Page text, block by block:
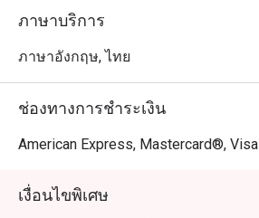
ภาษาบริการ
ภาษาอังกฤษ, ไทย
ช่องทางการชำระเงิน
American Express, Mastercard®, Visa
เงื่อนไขพิเศษ